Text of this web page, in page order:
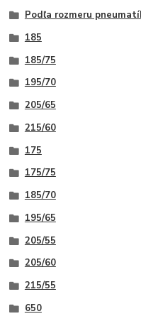
Podľa rozmeru
185
185/75
195/70
205/65
215/60
175
175/75
185/70
195/65
205/55
205/60
215/55
650